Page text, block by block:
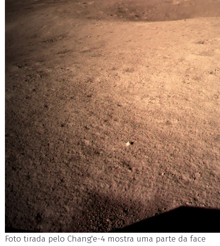
Foto tirada pelo Chang'e-4 mostra uma parte da face